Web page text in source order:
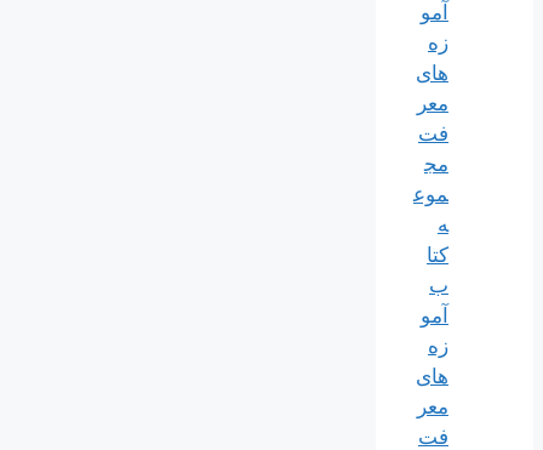
آمو
زه
های
معر
فت
مج
موع
ه
کتا
ب
آمو
زه
های
معر
فت